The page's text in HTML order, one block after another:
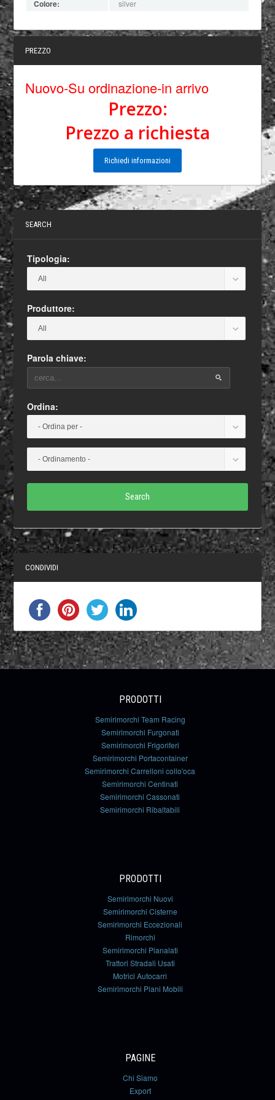
Colore: silver
PREZZO
Nuovo-Su ordinazione-in arrivo
Prezzo:
Prezzo a richiesta
Richiedi informazioni
SEARCH
Tipologia:
Produttore:
Parola chiave:
Ordina:
Search
CONDIVIDI
PRODOTTI
Semirimorchi Team Racing
Semirimorchi Furgonati
Semirimorchi Frigoriferi
Semirimorchi Portacontainer
Semirimorchi Carrelloni collo'oca
Semirimorchi Centinati
Semirimorchi Cassonati
Semirimorchi Ribaltabili
PRODOTTI
Semirimorchi Nuovi
Semirimorchi Cisterne
Semirimorchi Eccezionali
Rimorchi
Semirimorchi Pianalati
Trattori Stradali Usati
Motrici Autocarri
Semirimorchi Piani Mobili
PAGINE
Chi Siamo
Export